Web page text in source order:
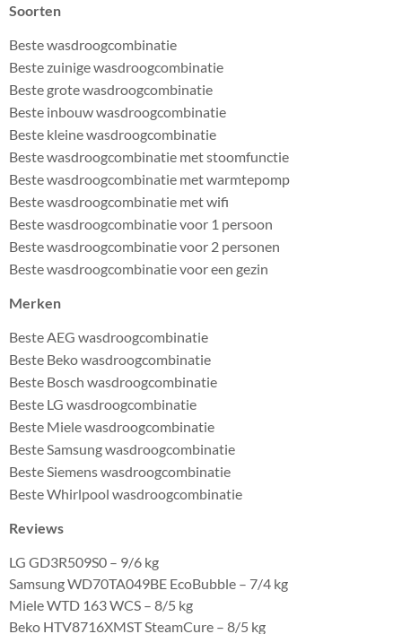
Soorten
Beste wasdroogcombinatie
Beste zuinige wasdroogcombinatie
Beste grote wasdroogcombinatie
Beste inbouw wasdroogcombinatie
Beste kleine wasdroogcombinatie
Beste wasdroogcombinatie met stoomfunctie
Beste wasdroogcombinatie met warmtepomp
Beste wasdroogcombinatie met wifi
Beste wasdroogcombinatie voor 1 persoon
Beste wasdroogcombinatie voor 2 personen
Beste wasdroogcombinatie voor een gezin
Merken
Beste AEG wasdroogcombinatie
Beste Beko wasdroogcombinatie
Beste Bosch wasdroogcombinatie
Beste LG wasdroogcombinatie
Beste Miele wasdroogcombinatie
Beste Samsung wasdroogcombinatie
Beste Siemens wasdroogcombinatie
Beste Whirlpool wasdroogcombinatie
Reviews
LG GD3R509S0 – 9/6 kg
Samsung WD70TA049BE EcoBubble – 7/4 kg
Miele WTD 163 WCS – 8/5 kg
Beko HTV8716XMST SteamCure – 8/5 kg